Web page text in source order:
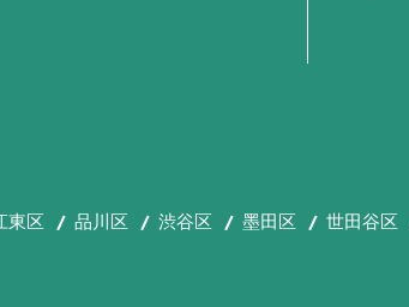
東区 品川区 渋谷区 墨田区 世田谷区